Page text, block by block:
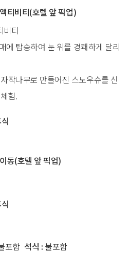
티비티(호텔 앞 픽업)
비티
에 탑승하여 눈 위를 경쾌하게 달리
작나무로 만들어진 스노우슈를 신
험.
동(호텔 앞 픽업)
포함 석식 : 불포함